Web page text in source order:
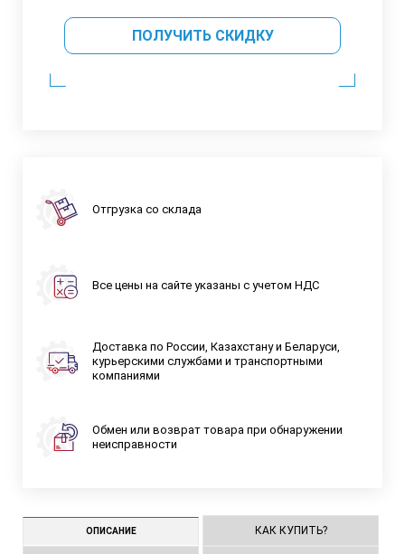
ПОЛУЧИТЬ СКИДКУ
Отгрузка со склада
Все цены на сайте указаны с учетом НДС
Доставка по России, Казахстану и Беларуси,
курьерскими службами и транспортными
компаниями
Обмен или возврат товара при обнаружении
неисправности
ОПИСАНИЕ КАК КУПИТЬ?